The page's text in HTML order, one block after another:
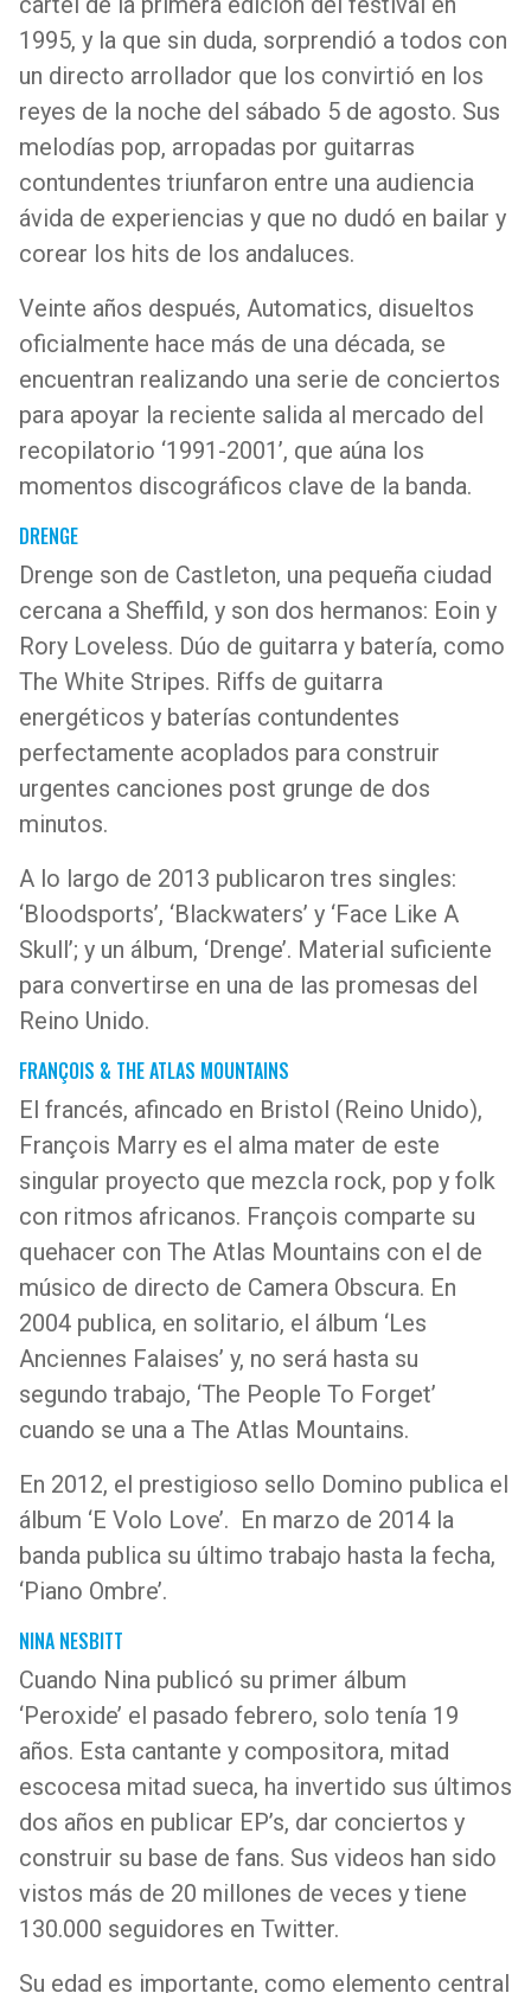
1995, y la que sin duda, sorprendió a todos con
un directo arrollador que los convirtió en los
reyes de la noche del sábado 5 de agosto. Sus
melodías pop, arropadas por guitarras
contundentes triunfaron entre una audiencia
ávida de experiencias y que no dudó en bailar y
corear los hits de los andaluces.
Veinte años después, Automatics, disueltos
oficialmente hace más de una década, se
encuentran realizando una serie de conciertos
para apoyar la reciente salida al mercado del
recopilatorio ‘1991-2001’, que aúna los
momentos discográficos clave de la banda.
DRENGE
Drenge son de Castleton, una pequeña ciudad
cercana a Sheffild, y son dos hermanos: Eoin y
Rory Loveless. Dúo de guitarra y batería, como
The White Stripes. Riffs de guitarra
energéticos y baterías contundentes
perfectamente acoplados para construir
urgentes canciones post grunge de dos
minutos.
A lo largo de 2013 publicaron tres singles:
‘Bloodsports’, ‘Blackwaters’ y ‘Face Like A
Skull’; y un álbum, ‘Drenge’. Material suficiente
para convertirse en una de las promesas del
Reino Unido.
FRANÇOIS & THE ATLAS MOUNTAINS
El francés, afincado en Bristol (Reino Unido),
François Marry es el alma mater de este
singular proyecto que mezcla rock, pop y folk
con ritmos africanos. François comparte su
quehacer con The Atlas Mountains con el de
músico de directo de Camera Obscura. En
2004 publica, en solitario, el álbum ‘Les
Anciennes Falaises’ y, no será hasta su
segundo trabajo, ‘The People To Forget’
cuando se una a The Atlas Mountains.
En 2012, el prestigioso sello Domino publica el
álbum ‘E Volo Love’. En marzo de 2014 la
banda publica su último trabajo hasta la fecha,
‘Piano Ombre’.
NINA NESBITT
Cuando Nina publicó su primer álbum
‘Peroxide’ el pasado febrero, solo tenía 19
años. Esta cantante y compositora, mitad
escocesa mitad sueca, ha invertido sus últimos
dos años en publicar EP’s, dar conciertos y
construir su base de fans. Sus videos han sido
vistos más de 20 millones de veces y tiene
130.000 seguidores en Twitter.
Su edad es importante, como elemento central